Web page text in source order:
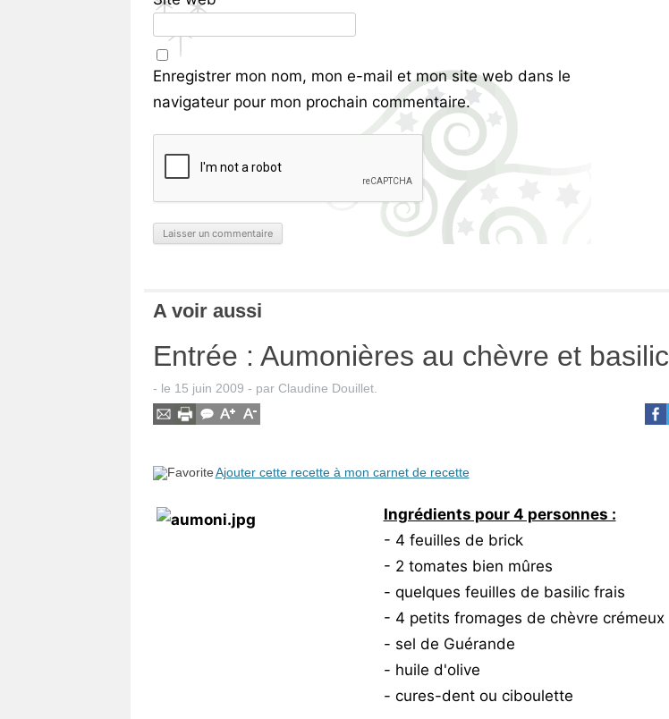
Enregistrer mon nom, mon e-mail et mon site web dans le
navigateur pour mon prochain commentaire.
A voir aussi
Entrée : Aumonières au chèvre et basilic
- le 15 juin 2009 - par Claudine Douillet.
Ajouter cette recette à mon carnet de recette
Ingrédients pour 4 personnes :
- 4 feuilles de brick
- 2 tomates bien mûres
- quelques feuilles de basilic frais
- 4 petits fromages de chèvre crémeux
- sel de Guérande
- huile d'olive
- cures-dent ou ciboulette